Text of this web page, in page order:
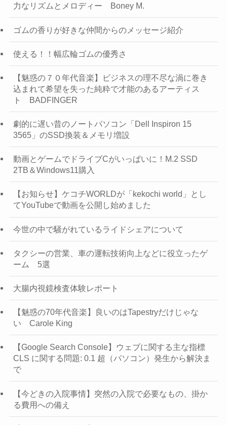
力なリズムとメロディー Boney M.
ゴムの香りが好きな仲間からのメッセージ紹介
使える！！幅広輪ゴムの優秀さ
【魅惑の７０年代音楽】ビジネスの理不尽な渦に巻き
込まれて希望を失った純粋で才能のあるアーティス
ト BADFINGER
劇的に遅い昔のノートパソコン「Dell Inspiron 15
3565」のSSD換装＆メモリ増設
動画とゲームでドライブCがいっぱいに！M.2 SSD
2TB＆Windows11購入
【お知らせ】ケコチWORLDが「kekochi world」とし
てYouTubeで動画を公開し始めました
今世の中で騒がれているライドシェアについて
タクシーの営業、車の運転技術向上などに役立ったゲ
ーム 5選
大腸内視鏡検査体験レポート
【魅惑の70年代音楽】良いのはTapestryだけじゃな
い Carole King
【Google Search Console】ウェブに関する主な指標
CLS に関する問題: 0.1 超（パソコン）発生から解決ま
で
【今どきの入院事情】突然の入院で必要なもの、掛か
る費用への備え